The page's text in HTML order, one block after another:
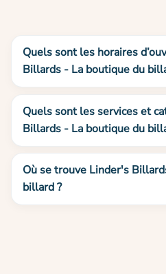
Quels sont les horaires
Billards - La boutique du
Quels sont les services et
Billards - La boutique du
Où se trouve Linder's
billard ?